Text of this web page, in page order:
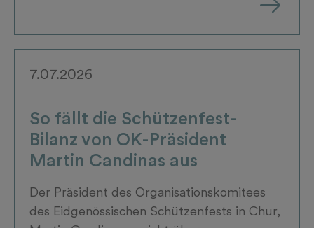
7.07.2026
So fällt die Schützenfest-
Bilanz von OK-Präsident
Martin Candinas aus
Der Präsident des Organisationskomitees
des Eidgenössischen Schützenfests in Chur,